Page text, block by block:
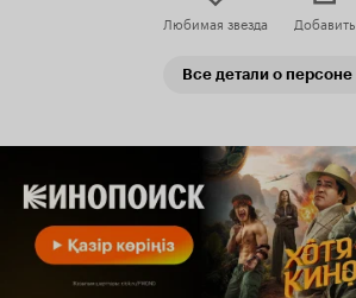
Любимая звезда Добавить
Все детали о персоне